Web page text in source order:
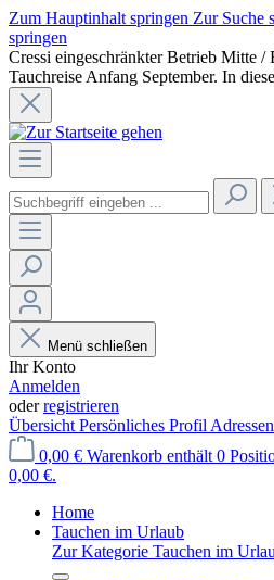
Zum Hauptinhalt springen Zur Suche
springen
Cressi eingeschränkter Betrieb Mitte /
Tauchreise Anfang September. In
Menü schließen
Ihr Konto
Anmelden
oderregistrieren
Übersicht Persönliches Profil Adressen
0,00 € Warenkorb enthält 0
0,00 €.
Home
Tauchen im Urlaub
Zur Kategorie Tauchen im